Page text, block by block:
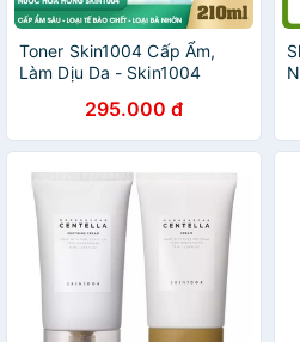
Toner Skin1004 Cấp Ẩm,
Làm Dịu Da - Skin1004
Cica Brightening Toner
210ml
295.000 đ